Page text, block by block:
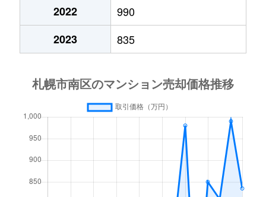
澄川４条
2,800万円
澄川４条
1,700万円
中ノ沢
真駒内
徒歩45分
1,000万円 真駒内
真駒内曙町
自衛隊前
徒歩45分
真駒内泉町
2,400万円 真駒内
徒歩8分
真駒内泉町
真駒内
徒歩8分
2022
990
2023
835